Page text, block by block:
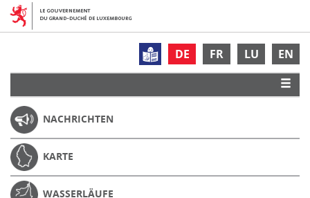
DE FR LU EN
NACHRICHTEN
KARTE
WASSERLÄUFE